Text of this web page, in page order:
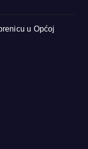
u Općoj